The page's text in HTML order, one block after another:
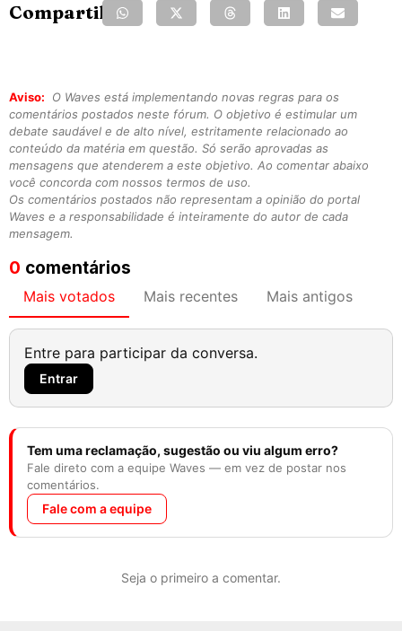
Compartilhe:
Aviso:
O Waves está implementando novas regras para os
comentários postados neste fórum. O objetivo é estimular um
debate saudável e de alto nível, estritamente relacionado ao
conteúdo da matéria em questão. Só serão aprovadas as
mensagens que atenderem a este objetivo. Ao comentar abaixo
você concorda com nossos termos de uso.
Os comentários postados não representam a opinião do portal
Waves e a responsabilidade é inteiramente do autor de cada
mensagem.
0 comentários
Mais votados Mais recentes Mais antigos
Entre para participar da conversa.
Entrar
Tem uma reclamação, sugestão ou viu algum erro?
Fale direto com a equipe Waves — em vez de postar nos
comentários.
Fale com a equipe
Seja o primeiro a comentar.